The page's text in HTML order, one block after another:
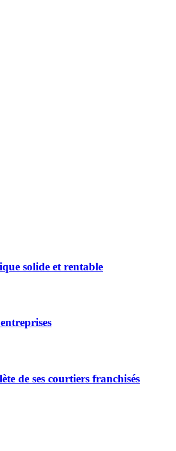
solide et rentable
de ses courtiers franchisés